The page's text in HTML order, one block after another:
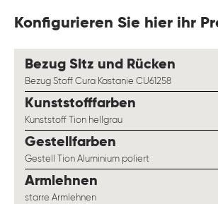
Konfigurieren Sie hier ihr
Bezug Sitz und Rücken
Bezug Stoff Cura Kastanie CU61258
Kunststofffarben
Kunststoff Tion hellgrau
Gestellfarben
Gestell Tion Aluminium poliert
Armlehnen
starre Armlehnen